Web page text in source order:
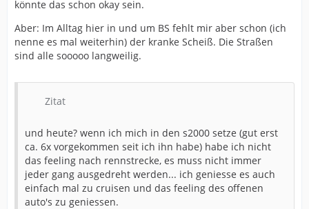
könnte das schon okay sein.
Aber: Im Alltag hier in und um BS fehlt mir aber schon (ich
nenne es mal weiterhin) der kranke Scheiß. Die Straßen
sind alle sooooo langweilig.
Zitat
und heute? wenn ich mich in den s2000 setze (gut erst
ca. 6x vorgekommen seit ich ihn habe) habe ich nicht
das feeling nach rennstrecke, es muss nicht immer
jeder gang ausgedreht werden... ich geniesse es auch
einfach mal zu cruisen und das feeling des offenen
auto's zu geniessen.